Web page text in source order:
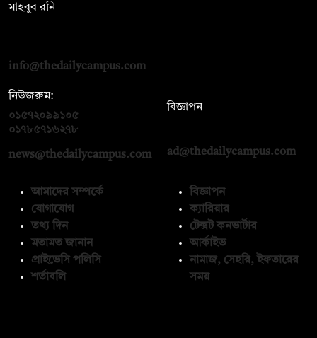
মাহবুব রনি
info@thedailycampus.com
নিউজরুম:
০১৫৭২০৯৯১০৫
০১৭৮৫৭১৬২৭৮
news@thedailycampus.com
বিজ্ঞাপন
ad@thedailycampus.com
আমাদের সম্পর্কে
যোগাযোগ
তথ্য দিন
মতামত জানান
প্রাইভেসি পলিসি
শর্তাবলি
বিজ্ঞাপন
ক্যারিয়ার
টেক্সট কনভার্টার
আর্কাইভ
নামাজ, সেহরি, ইফতারের
সময়